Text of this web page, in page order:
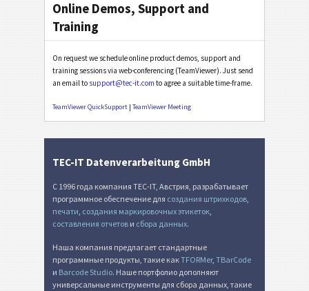
Online Demos, Support and
Training
On request we schedule online product demos, support and
training sessions via web-conferencing (TeamViewer). Just send
an email to support@tec-it.com to agree a suitable time-frame.
TeamViewer QuickSupport | TeamViewer Meeting
TEC-IT Datenverarbeitung GmbH
С 1996 года компания TEC-IT, Австрия, разрабатывает
программное обеспечение для создания штрихкодов,
печати, создания маркировочных этикеток,
составления отчетов и сбора данных.
Наша компания предлагает стандартные
программные продукты, такие какTFORMer, TBarCode
и Barcode Studio. Наше портфолио дополняют
универсальные инструменты для сбора данных, такие